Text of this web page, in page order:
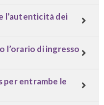
l’autenticità dei
l’orario di ingresso
per entrambe le